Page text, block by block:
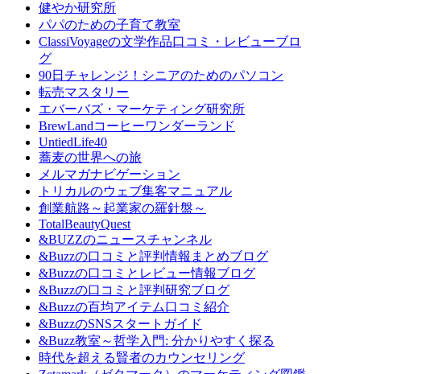
健やか研究所
パパのための子育て教室
ClassiVoyageの文学作品口コミ・レビューブロ
グ
90日チャレンジ！シニアのためのパソコン
転売マスタリー
エバーバズ・マーケティング研究所
BrewLandコーヒーワンダーランド
UntiedLife40
蕎麦の世界への旅
メルマガナビゲーション
トリカルのウェブ集客マニュアル
創業航路～起業家の羅針盤～
TotalBeautyQuest
&BUZZのニュースチャンネル
&Buzzの口コミと評判情報まとめブログ
&Buzzの口コミとレビュー情報ブログ
&Buzzの口コミと評判研究ブログ
&Buzzの百均アイテム口コミ紹介
&BuzzのSNSスタートガイド
&Buzz教室～哲学入門: 分かりやすく探る
時代を超える賢者のカウンセリング